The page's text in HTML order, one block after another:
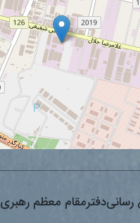
رسانی‌دفترمقام معظم رهبری